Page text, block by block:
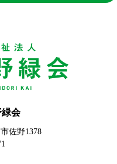
会
佐野1378